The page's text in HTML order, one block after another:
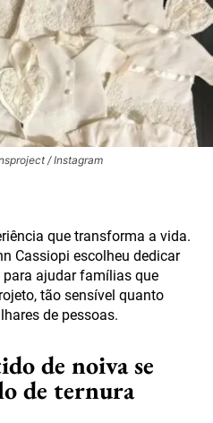
/ Instagram
que transforma a vida.
Cassiopi escolheu dedicar
ajudar famílias que
tão sensível quanto
de pessoas.
de noiva se
de ternura